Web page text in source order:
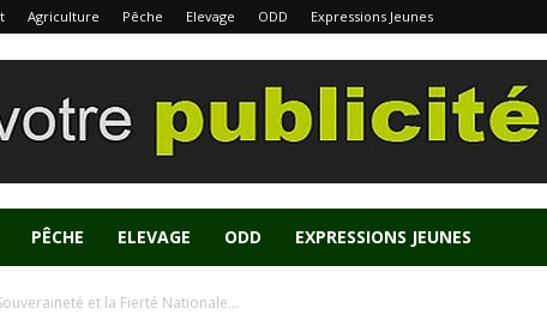
Agriculture Pêche Elevage ODD Expressions Jeunes
PÊCHE ELEVAGE ODD EXPRESSIONS JEUNES
et la Fierté Nationale...